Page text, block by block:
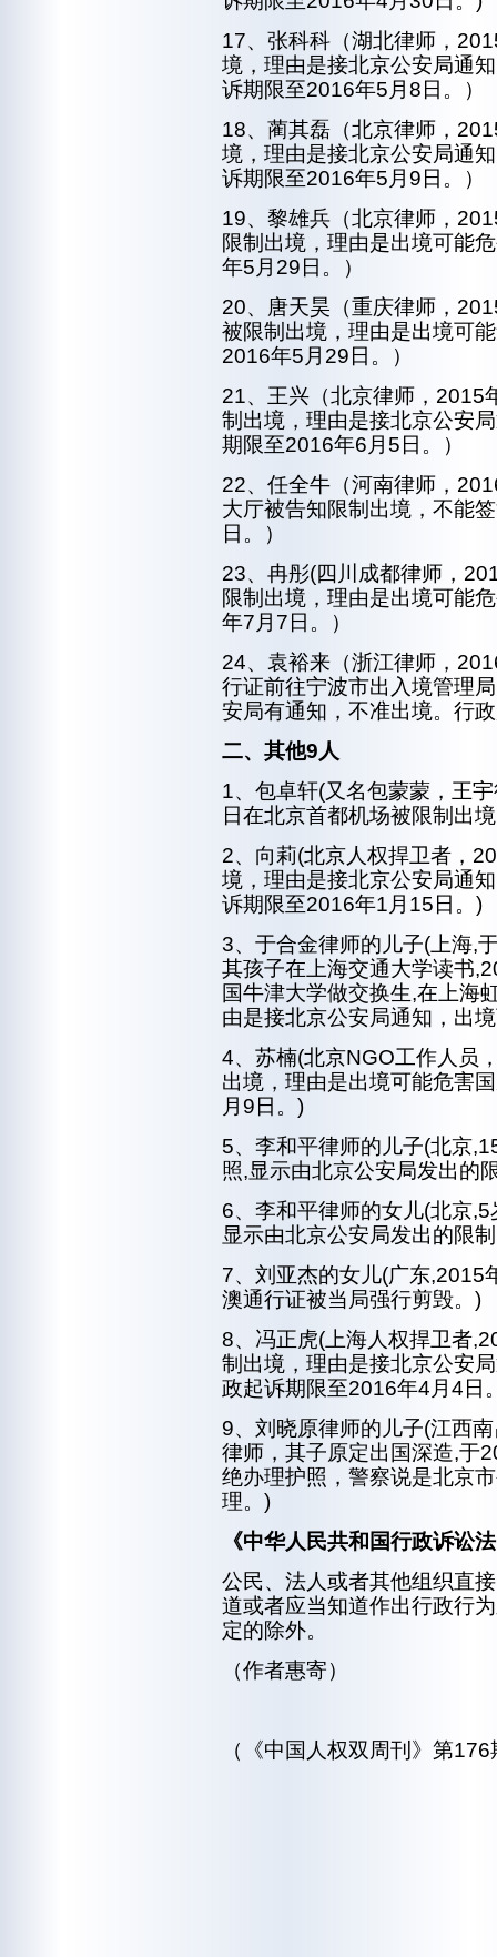
17、张科科（湖北律师，
境，理由是接北京公安局通
诉期限至2016年5月8日。）
18、蔺其磊（北京律师，
境，理由是接北京公安局通
诉期限至2016年5月9日。）
19、黎雄兵（北京律师，
限制出境，理由是出境可能
年5月29日。）
20、唐天昊（重庆律师，
被限制出境，理由是出境可
2016年5月29日。）
21、王兴（北京律师，2015
制出境，理由是接北京公安
期限至2016年6月5日。）
22、任全牛（河南律师，
大厅被告知限制出境，不能
日。）
23、冉彤(四川成都律师，
限制出境，理由是出境可能
年7月7日。）
24、袁裕来（浙江律师，
行证前往宁波市出入境管理
安局有通知，不准出境。行
二、其他9人
1、包卓轩(又名包蒙蒙，王
日在北京首都机场被限制出
2、向莉(北京人权捍卫者，
境，理由是接北京公安局通
诉期限至2016年1月15日。)
3、于合金律师的儿子(上海,
其孩子在上海交通大学读书
国牛津大学做交换生,在上海
由是接北京公安局通知，出
4、苏楠(北京NGO工作人员
出境，理由是出境可能危害
月9日。)
5、李和平律师的儿子(北京
照,显示由北京公安局发出的
6、李和平律师的女儿(北京
显示由北京公安局发出的限
7、刘亚杰的女儿(广东,2015
澳通行证被当局强行剪毁。)
8、冯正虎(上海人权捍卫者
制出境，理由是接北京公安
政起诉期限至2016年4月4日
9、刘晓原律师的儿子(江西
律师，其子原定出国深造,于
绝办理护照，警察说是北京
理。)
《中华人民共和国行政诉讼
公民、法人或者其他组织直
道或者应当知道作出行政行
定的除外。
（作者惠寄）
（《中国人权双周刊》第